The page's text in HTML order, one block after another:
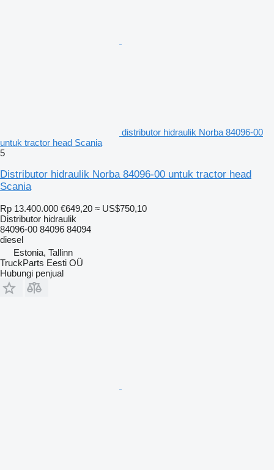
distributor hidraulik Norba 84096-00
untuk tractor head Scania
5
Distributor hidraulik Norba 84096-00 untuk tractor head
Scania
Rp 13.400.000 €649,20 ≈ US$750,10
Distributor hidraulik
84096-00 84096 84094
diesel
Estonia, Tallinn
TruckParts Eesti OÜ
Hubungi penjual